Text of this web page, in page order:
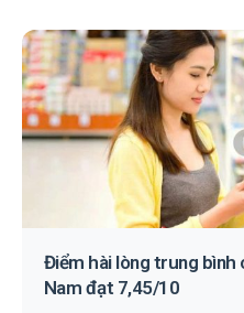
Điểm hài lòng trung bình
Nam đạt 7,45/10